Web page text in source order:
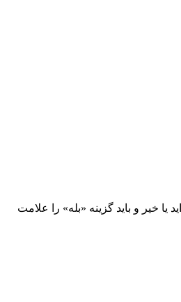
خیر و باید گزینه «بله» را علامت